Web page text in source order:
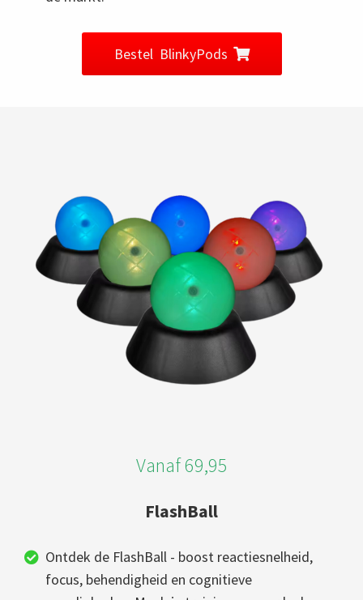
Bestel BlinkyPods
Vanaf 69,95
FlashBall
Ontdek de FlashBall - boost reactiesnelheid,
focus, behendigheid en cognitieve